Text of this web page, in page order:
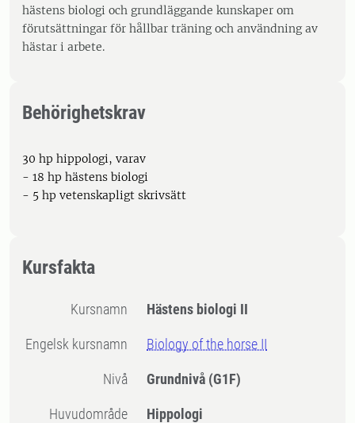
hästens biologi och grundläggande kunskaper om
förutsättningar för hållbar träning och användning av
hästar i arbete.
Behörighetskrav
30 hp hippologi, varav
- 18 hp hästens biologi
- 5 hp vetenskapligt skrivsätt
Kursfakta
Kursnamn Hästens biologi II
Engelsk kursnamn Biology of the horse II
Nivå Grundnivå (G1F)
Huvudområde Hippologi